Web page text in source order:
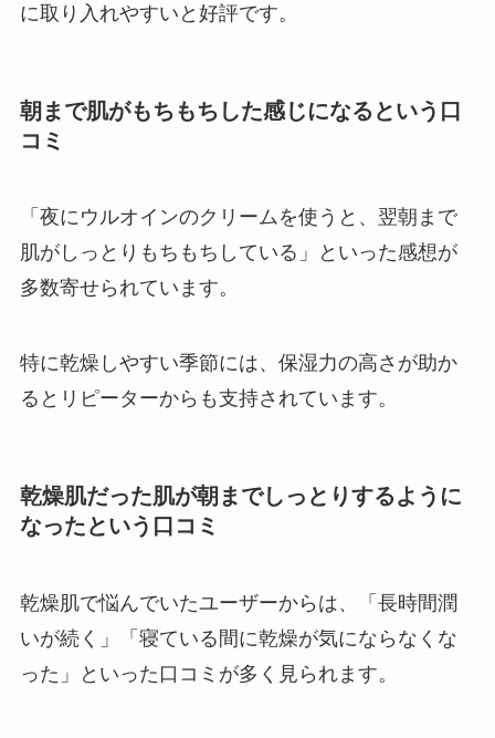
に取り入れやすいと好評です。
朝まで肌がもちもちした感じになるという口
コミ
「夜にウルオインのクリームを使うと、翌朝まで
肌がしっとりもちもちしている」といった感想が
多数寄せられています。
特に乾燥しやすい季節には、保湿力の高さが助か
るとリピーターからも支持されています。
乾燥肌だった肌が朝までしっとりするように
なったという口コミ
乾燥肌で悩んでいたユーザーからは、「長時間潤
いが続く」「寝ている間に乾燥が気にならなくな
った」といった口コミが多く見られます。